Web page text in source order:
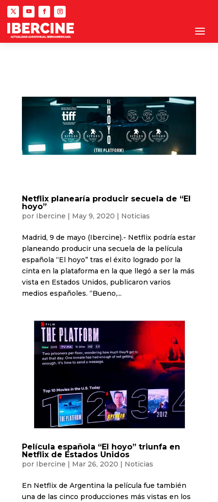
Netflix planearía producir secuela de “El
hoyo”
por Ibercine | May 9, 2020 | Noticias
Madrid, 9 de mayo (Ibercine).- Netflix podría estar
planeando producir una secuela de la película
española “El hoyo” tras el éxito logrado por la
cinta en la plataforma en la que llegó a ser la más
vista en Estados Unidos, publicaron varios
medios españoles. “Bueno,...
Película española “El hoyo” triunfa en
Netflix de Estados Unidos
por Ibercine Mar 26, 2020 Noticias
En Netflix de Argentina la película fue también
una de las cinco producciones más vistas en los